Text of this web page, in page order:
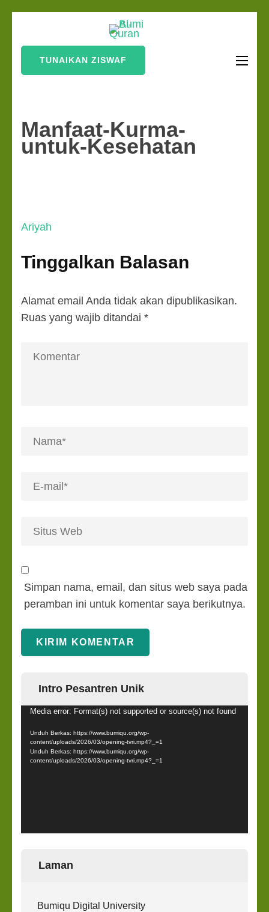
(Tekan
Kebahagiaan Dunia-
TUNAIKAN ZISWAF
Manfaat-Kurma-
untuk-Kesehatan
Navigasi
Ariyah
Tinggalkan Balasan
Alamat email Anda tidak akan dipublikasikan.
Ruas yang wajib ditandai *
Simpan nama, email, dan situs web saya pada
peramban ini untuk komentar saya berikutnya.
Intro Pesantren Unik
Pemutar
Media error: Format(s) not supported or source(s) not found
Unduh Berkas: https://www.bumiqu.org/wp-
content/uploads/2026/03/opening-tvri.mp4?_=1
Unduh Berkas: https://www.bumiqu.org/wp-
content/uploads/2026/03/opening-tvri.mp4?_=1
Laman
Bumiqu Digital University